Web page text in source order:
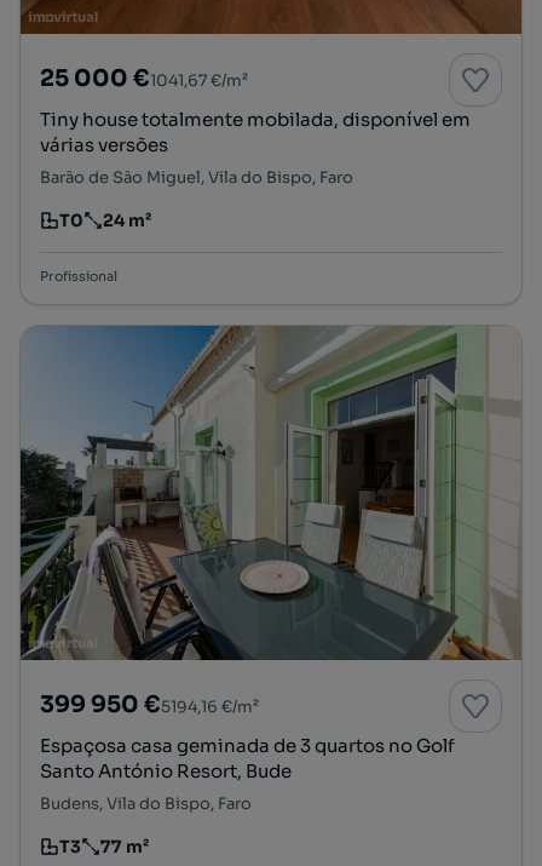
25 000 €1041,67 €/m²
Tiny house totalmente mobilada, disponível em
várias versões
Barão de São Miguel, Vila do Bispo, Faro
Tipologia
T0
Preço por metro quadrado
24 m²
Profissional
399 950 €5194,16 €/m²
Espaçosa casa geminada de 3 quartos no Golf
Santo António Resort, Bude
Budens, Vila do Bispo, Faro
Tipologia
T3
Preço por metro quadrado
77 m²